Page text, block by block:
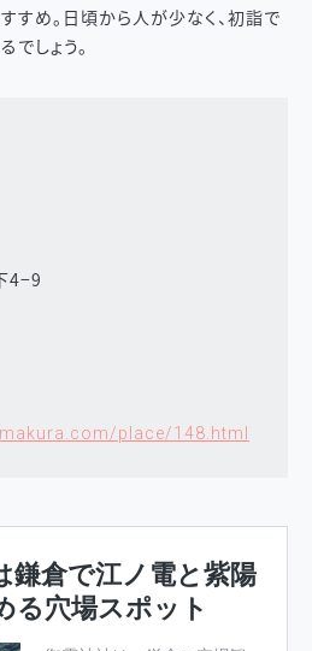
すめ。日頃から人が少なく、初詣で
でしょう。
4−9
place/148.html